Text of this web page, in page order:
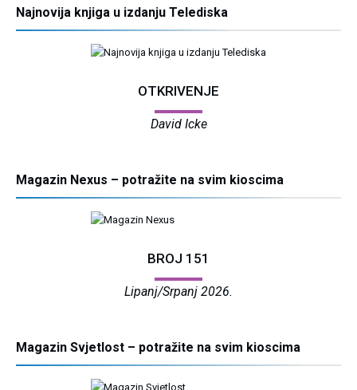
Najnovija knjiga u izdanju Telediska
OTKRIVENJE
David Icke
Magazin Nexus – potražite na svim kioscima
BROJ 151
Lipanj/Srpanj 2026.
Magazin Svjetlost – potražite na svim kioscima